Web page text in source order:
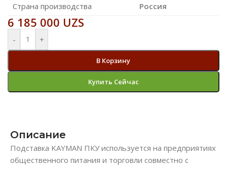
Страна производства
Россия
6 185 000 UZS
- +
В Корзину
Купить Сейчас
Описание
Подставка KAYMAN ПКУ используется на предприятиях
общественного питания и торговли совместно с